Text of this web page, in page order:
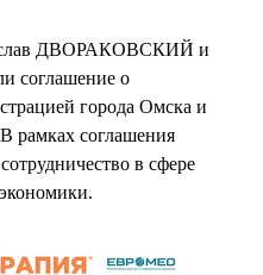
ДВОРАКОВСКИЙ и
о
города Омска и
рамках соглашения
в сфере